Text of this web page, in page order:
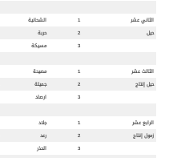
الثاني عشر 1 الشحانية
حيل
2 حربة
3
مسيكة
الثالث عشر 1 مصيحة
حيل إنتاج
2 جميلة
3
ارصاد
الرابع عشر 1 جلاد
زمول إنتاج
2 رعد
3
الحذر